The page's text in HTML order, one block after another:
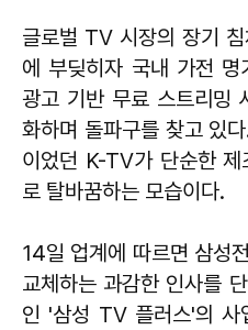
글로벌 TV 시장의 장기
에 부딪히자 국내 가전
광고 기반 무료 스트리밍
화하며 돌파구를 찾고 있
이었던 K-TV가 단순한
로 탈바꿈하는 모습이다.
14일 업계에 따르면 삼성
교체하는 과감한 인사를
인 '삼성 TV 플러스'의 사